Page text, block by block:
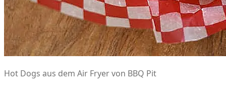
Hot Dogs aus dem Air Fryer von BBQ Pit